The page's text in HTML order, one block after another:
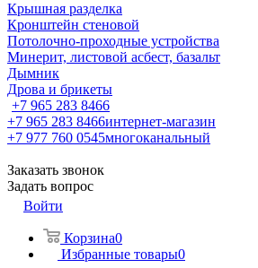
Крышная разделка
Кронштейн стеновой
Потолочно-проходные устройства
Минерит, листовой асбест, базальт
Дымник
Дрова и брикеты
+7 965 283 8466
+7 965 283 8466интернет-магазин
+7 977 760 0545многоканальный
Заказать звонок
Задать вопрос
Войти
Корзина0
Избранные товары0